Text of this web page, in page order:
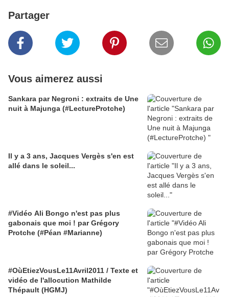
Partager
Vous aimerez aussi
Sankara par Negroni : extraits de Une
nuit à Majunga (#LectureProtche)
Il y a 3 ans, Jacques Vergès s'en est
allé dans le soleil...
#Vidéo Ali Bongo n'est pas plus
gabonais que moi ! par Grégory
Protche (#Péan #Marianne)
#OùEtiezVousLe11Avril2011 / Texte et
vidéo de l'allocution Mathilde
Thépault (HGMJ)